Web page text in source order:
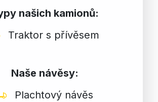
našich kamionů:
Traktor s přívěsem
Naše návěsy:
Plachtový návěs